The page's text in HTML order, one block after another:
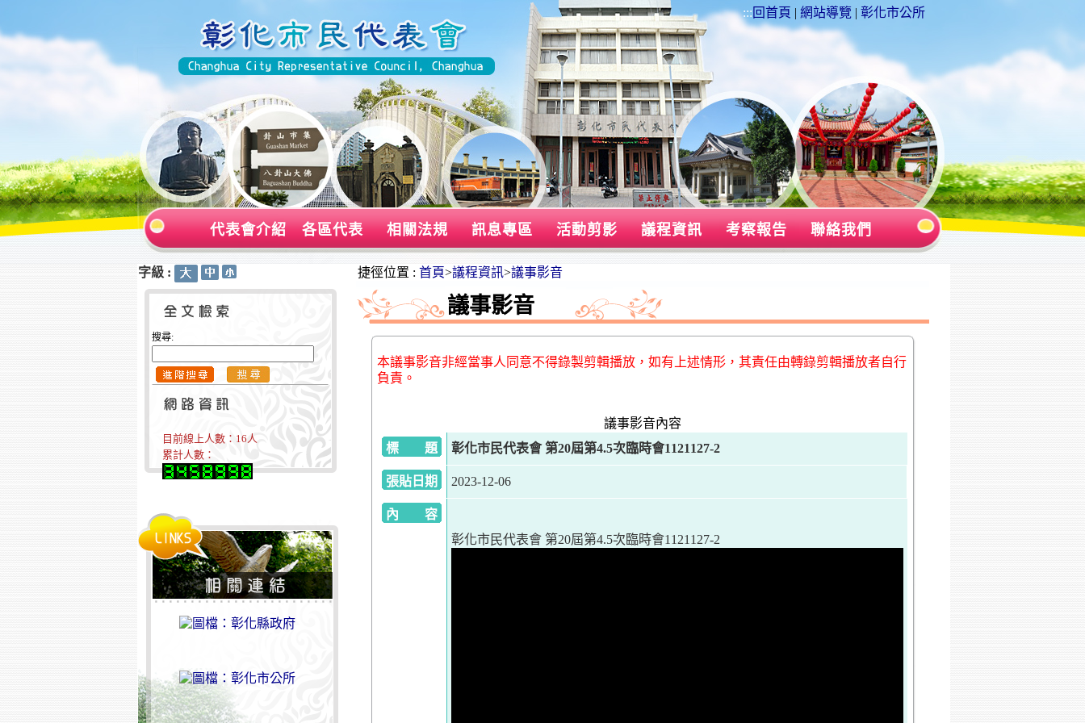
::: 回首頁 | 網站導覽 | 彰化市公所
代表會介紹 各區代表 相關法規 訊息專區 活動剪影 議程資訊 考察報告 聯絡我們
字級 :
搜尋:
目前線上人數： 16人
累計人數：
捷徑位置 : 首頁>議程資訊>議事影音
議事影音
本議事影音非經當事人同意不得錄製剪輯播放，如有上述情形，其責任由轉錄剪輯播放者自行
負責。
議事影音內容
標 題
彰化市民代表會 第20屆第4.5次臨時會1121127-2
張貼日期 2023-12-06
內 容
彰化市民代表會 第20屆第4.5次臨時會1121127-2